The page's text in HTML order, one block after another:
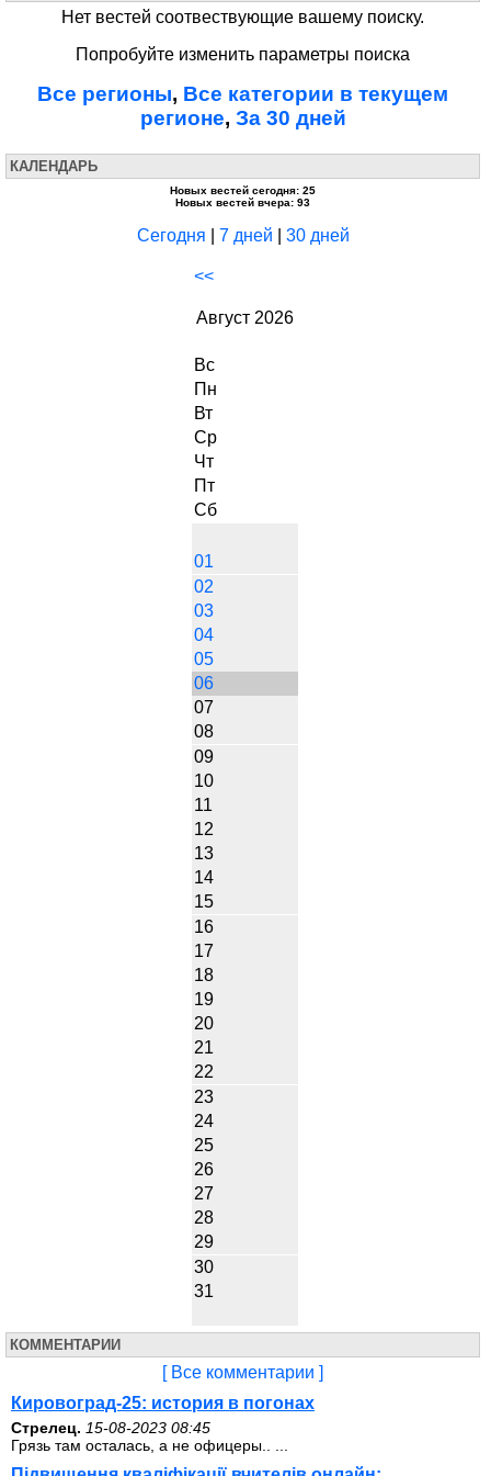
Нет вестей соотвествующие вашему поиску.
Попробуйте изменить параметры поиска
Все регионы, Все категории в текущем
регионе, За 30 дней
КАЛЕНДАРЬ
Новых вестей сегодня: 25
Новых вестей вчера: 93
Сегодня 7 дней 30 дней
<<
Август 2026
Вс
Пн
Вт
Ср
Чт
Пт
Сб
01
02
03
04
05
06
07
08
09
10
11
12
13
14
15
16
17
18
19
20
21
22
23
24
25
26
27
28
29
30
31
КОММЕНТАРИИ
[ Все комментарии ]
Кировоград-25: история в погонах
Стрелец. 15-08-2023 08:45
Грязь там осталась, а не офицеры.. ...